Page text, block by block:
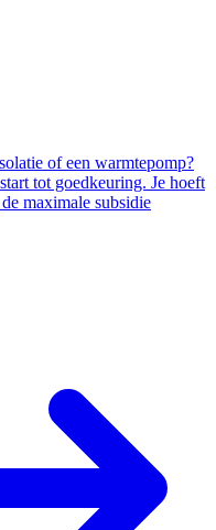
of een warmtepomp?
tot goedkeuring. Je hoeft
maximale subsidie